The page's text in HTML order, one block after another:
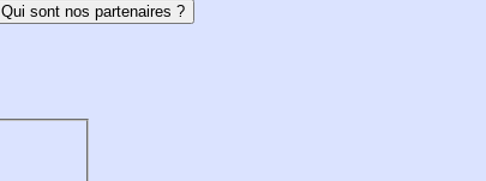
Qui sont nos partenaires ?